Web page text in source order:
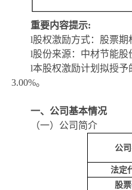
重要内容提示:
l股权激励方式：股票期
l股份来源：中材节能
l本股权激励计划拟授予
3.00%。
一、公司基本情况
（一）公司简介
公
法定
股